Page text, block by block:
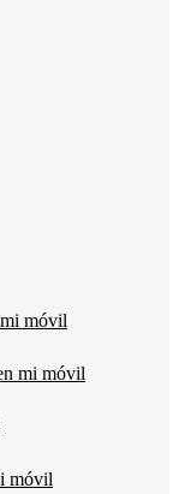
móvil
mi móvil
móvil